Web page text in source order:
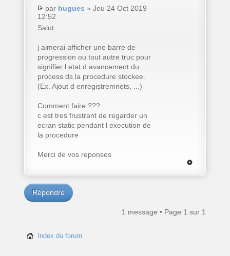
par hugues » Jeu 24 Oct 2019
12:52
Salut
j aimerai afficher une barre de
progression ou tout autre truc pour
signifier l etat d avancement du
process ds la procedure stockee.
(Ex. Ajout d enregistremnets, ...)
Comment faire ???
c est tres frustrant de regarder un
ecran static pendant l execution de
la procedure
Merci de vos reponses
Répondre
1 message • Page 1 sur 1
Index du forum